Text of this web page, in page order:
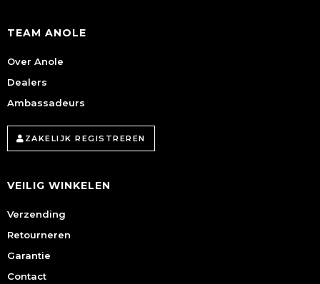
TEAM ANOLE
Over Anole
Dealers
Ambassadeurs
ZAKELIJK REGISTREREN
VEILIG WINKELEN
Verzending
Retourneren
Garantie
Contact